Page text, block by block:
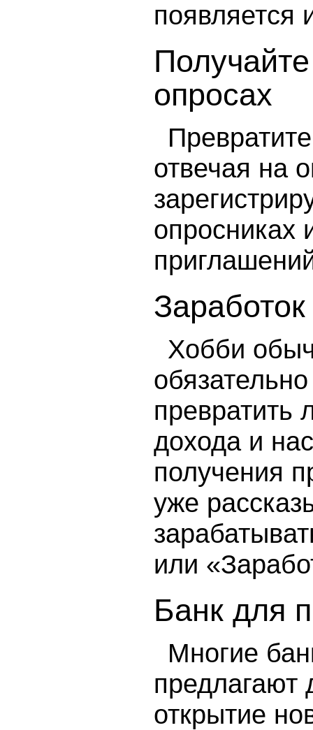
появляется
опросах
отвечая на
опросниках
Хобби
превратить
дохода и
получения
уже
или
Банк для
Многие
открытие